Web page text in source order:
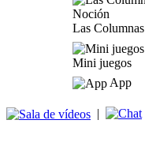
Las Columnas
Mini juegos
App
|